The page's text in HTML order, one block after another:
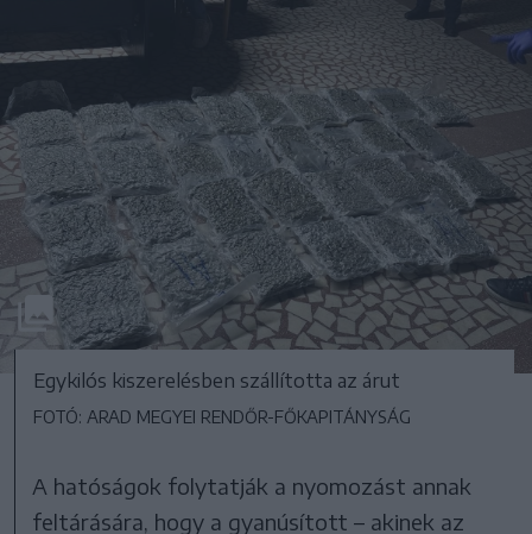
Egykilós kiszerelésben szállította az árut
FOTÓ: ARAD MEGYEI RENDŐR-FŐKAPITÁNYSÁG
A hatóságok folytatják a nyomozást annak
feltárására, hogy a gyanúsított – akinek az